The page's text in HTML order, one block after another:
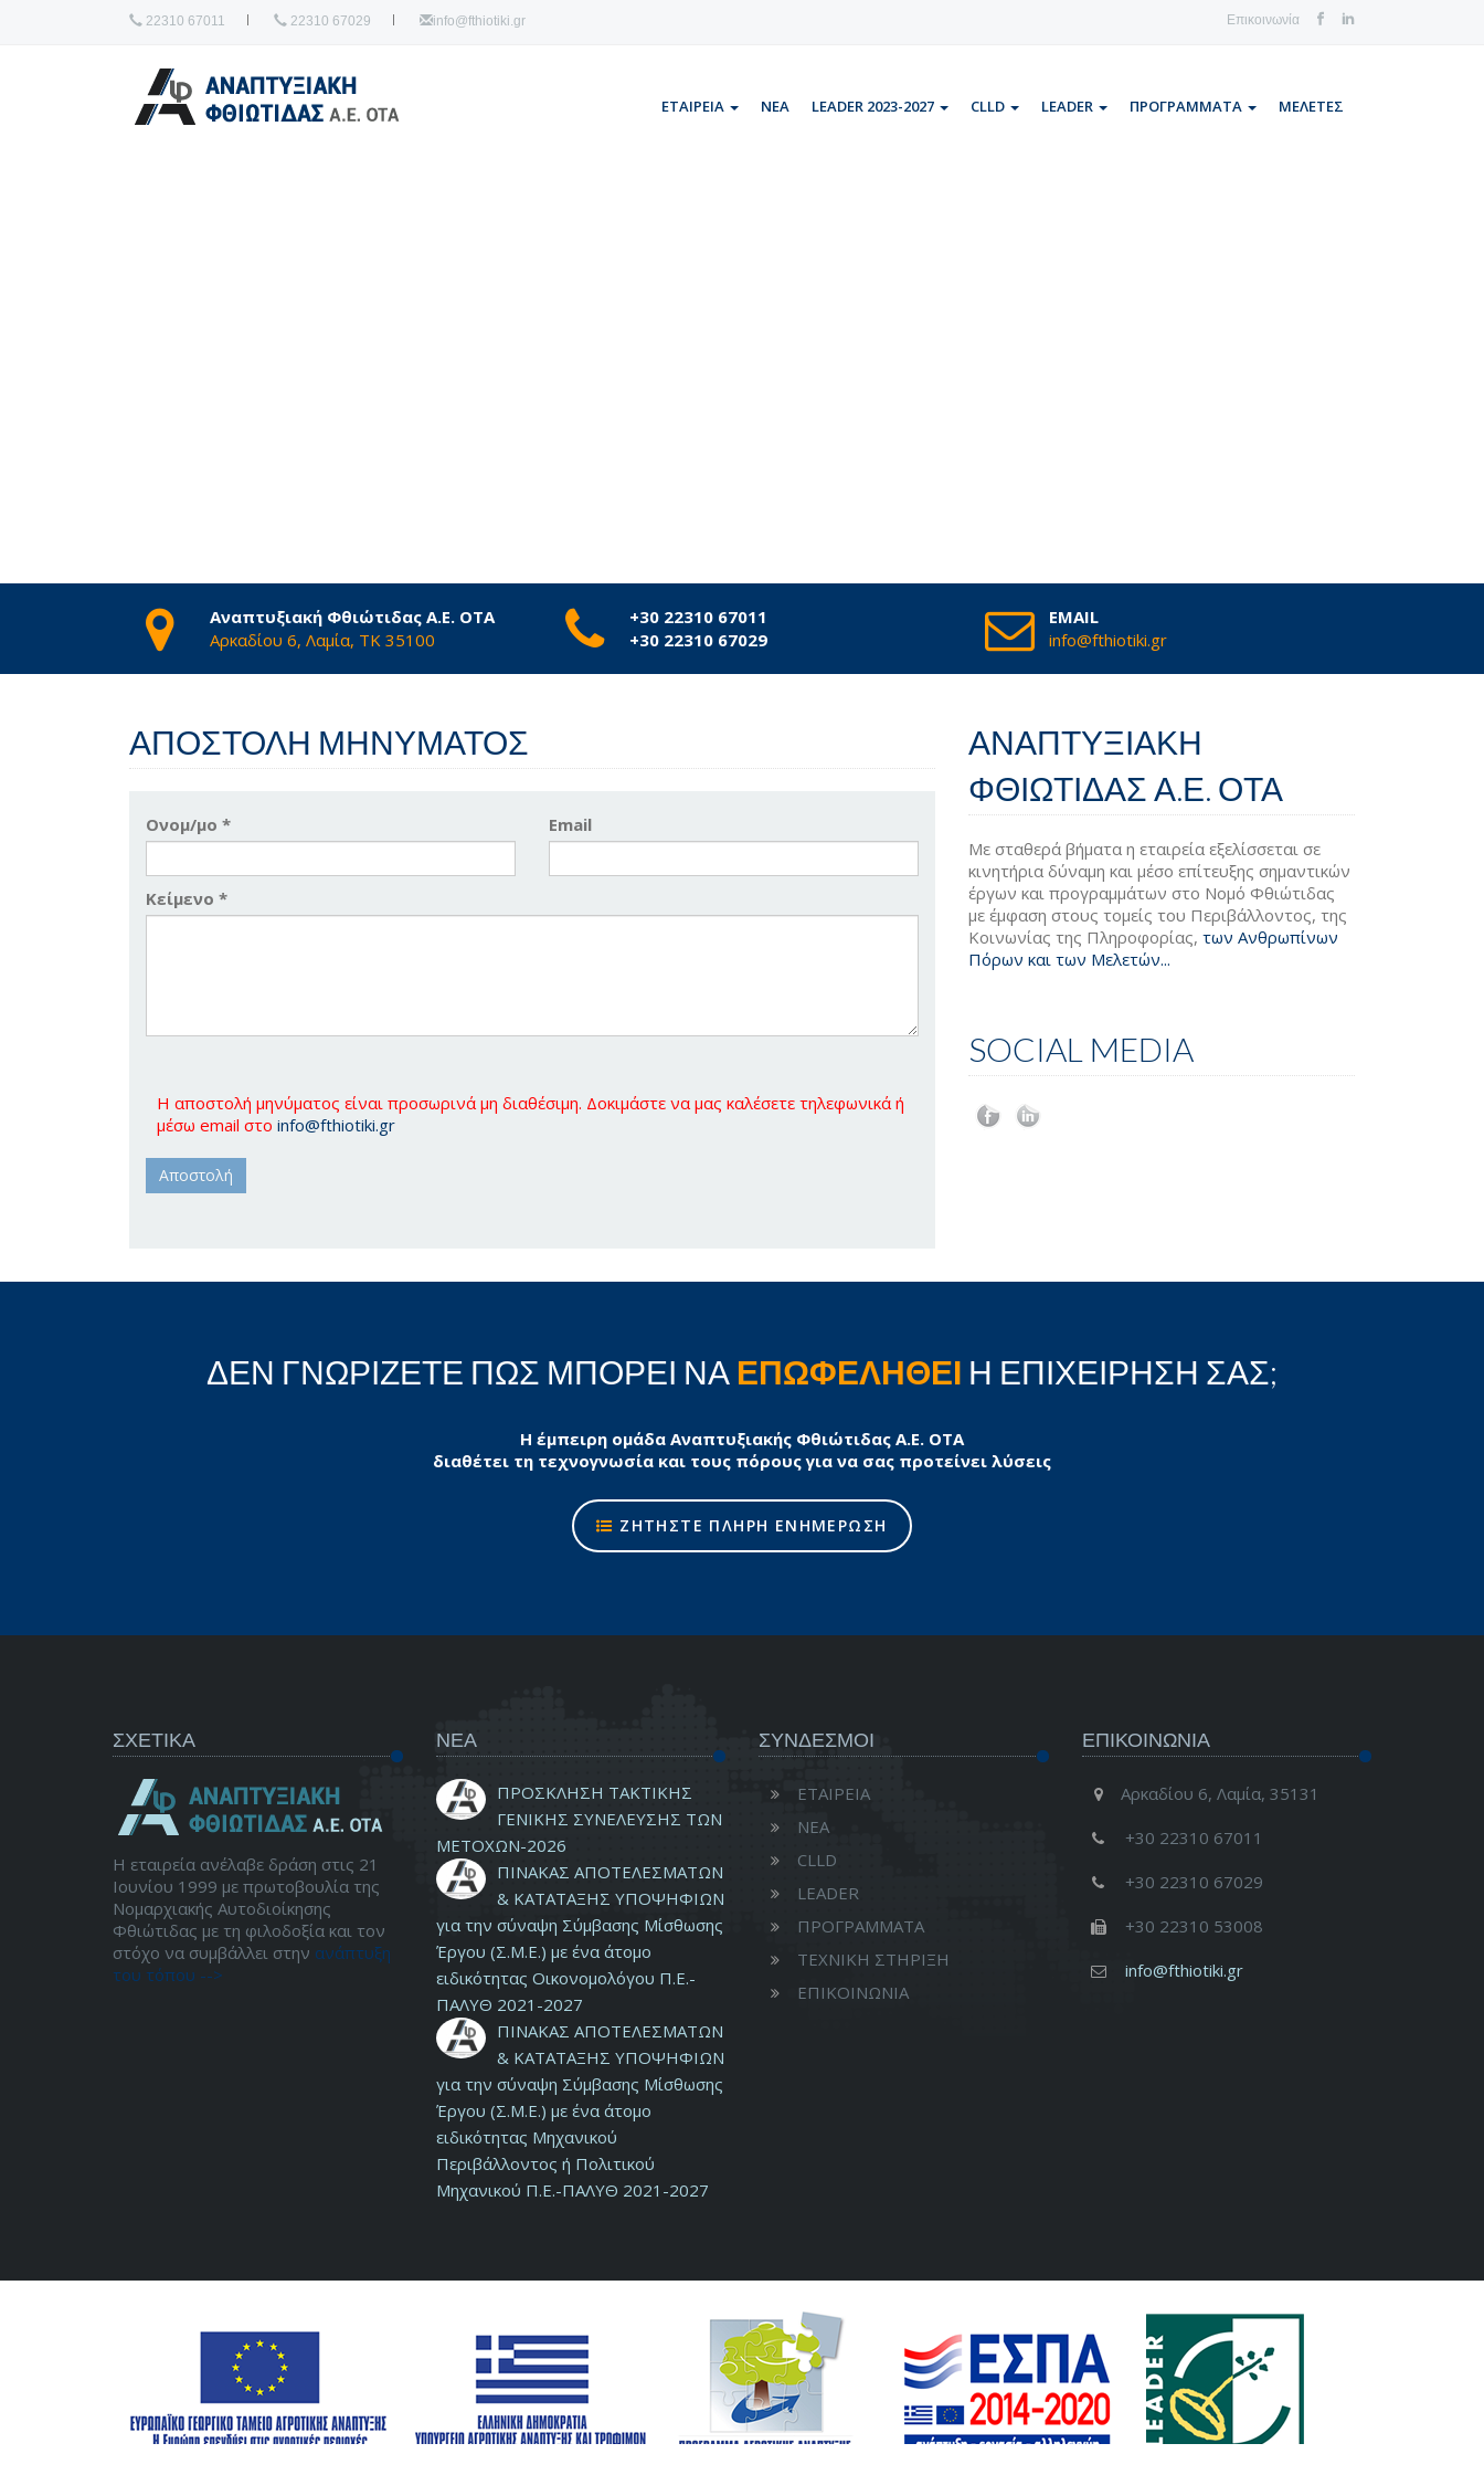
22310 67011 22310 67029 info@fthiotiki.gr Επικοινωνία
ΕΤΑΙΡΕΙΑ ΝΕΑ LEADER 2023-2027 CLLD LEADER ΠΡΟΓΡΑΜΜΑΤΑ ΜΕΛΕΤΕΣ
Αναπτυξιακή Φθιώτιδας Α.Ε. ΟΤΑ
Αρκαδίου 6, Λαμία, ΤΚ 35100
+30 22310 67011
+30 22310 67029
EMAIL
info@fthiotiki.gr
ΑΠΟΣΤΟΛΉ ΜΗΝΎΜΑΤΟΣ
Ονομ/μο * Email
Κείμενο *
Η αποστολή μηνύματος είναι προσωρινά μη διαθέσιμη. Δοκιμάστε να μας καλέσετε τηλεφωνικά ή
μέσω email στο info@fthiotiki.gr
ΑΝΑΠΤΥΞΙΑΚΗ
ΦΘΙΩΤΙΔΑΣ Α.Ε. ΟΤΑ
Με σταθερά βήματα η εταιρεία εξελίσσεται σε
κινητήρια δύναμη και μέσο επίτευξης σημαντικών
έργων και προγραμμάτων στο Νομό Φθιώτιδας
με έμφαση στους τομείς του Περιβάλλοντος, της
Κοινωνίας της Πληροφορίας, των Ανθρωπίνων
Πόρων και των Μελετών...
SOCIAL MEDIA
ΔΕΝ ΓΝΩΡΙΖΕΤΕ ΠΩΣ ΜΠΟΡΕΙ ΝΑ ΕΠΩΦΕΛΗΘΕΙ Η ΕΠΙΧΕΙΡΗΣΗ ΣΑΣ;
Η έμπειρη ομάδα Αναπτυξιακής Φθιώτιδας Α.Ε. ΟΤΑ
διαθέτει τη τεχνογνωσία και τους πόρους για να σας προτείνει λύσεις
ΖΗΤΗΣΤΕ ΠΛΗΡΗ ΕΝΗΜΕΡΩΣΗ
ΣΧΕΤΙΚΑ
Η εταιρεία ανέλαβε δράση στις 21
Ιουνίου 1999 με πρωτοβουλία της
Νομαρχιακής Αυτοδιοίκησης
Φθιώτιδας με τη φιλοδοξία και τον
στόχο να συμβάλλει στην ανάπτυξη
του τόπου -->
ΝΕΑ
ΠΡΟΣΚΛΗΣΗ ΤΑΚΤΙΚΗΣ
ΓΕΝΙΚΗΣ ΣΥΝΕΛΕΥΣΗΣ ΤΩΝ
ΜΕΤΟΧΩΝ-2026
ΠΙΝΑΚΑΣ ΑΠΟΤΕΛΕΣΜΑΤΩΝ
& ΚΑΤΑΤΑΞΗΣ ΥΠΟΨΗΦΙΩΝ
για την σύναψη Σύμβασης Μίσθωσης
Έργου (Σ.Μ.Ε.) με ένα άτομο
ειδικότητας Οικονομολόγου Π.Ε.-
ΠΑΛΥΘ 2021-2027
ΠΙΝΑΚΑΣ ΑΠΟΤΕΛΕΣΜΑΤΩΝ
& ΚΑΤΑΤΑΞΗΣ ΥΠΟΨΗΦΙΩΝ
για την σύναψη Σύμβασης Μίσθωσης
Έργου (Σ.Μ.Ε.) με ένα άτομο
ειδικότητας Μηχανικού
Περιβάλλοντος ή Πολιτικού
Μηχανικού Π.Ε.-ΠΑΛΥΘ 2021-2027
ΣΥΝΔΕΣΜΟΙ
ΕΤΑΙΡΕΙΑ
ΝΕΑ
CLLD
LEADER
ΠΡΟΓΡΑΜΜΑΤΑ
ΤΕΧΝΙΚΗ ΣΤΗΡΙΞΗ
ΕΠΙΚΟΙΝΩΝΙΑ
ΕΠΙΚΟΙΝΩΝΊΑ
Αρκαδίου 6, Λαμία, 35131
+30 22310 67011
+30 22310 67029
+30 22310 53008
info@fthiotiki.gr